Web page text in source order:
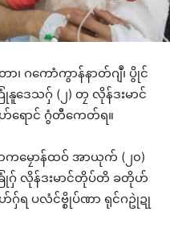
ာ၊ ဂကောံကွာန်နာတ်ဂျဳ၊ ပွိုင်
နူဒေသဂှ် (၂) တၠ လိုန်ဒးမာင်
ရောင် ဂွံတီကေတ်ရ။
ကမၠောန်ထဝ် အာယုက် (၂၀)
ြုံဂှ် လိုန်ဒးမာင်တိုပ်တိ ခတိုဟ်
ဂှ်ရ ပလံင်ဗ္စိုပ်ဏာ ရုင်ဂဥုဲဍု